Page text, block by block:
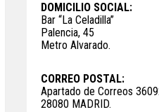
DOMICILIO SOCIAL:
Bar “La Celadilla”
Palencia, 45
Metro Alvarado.
CORREO POSTAL:
Apartado de Correos
28080 MADRID.